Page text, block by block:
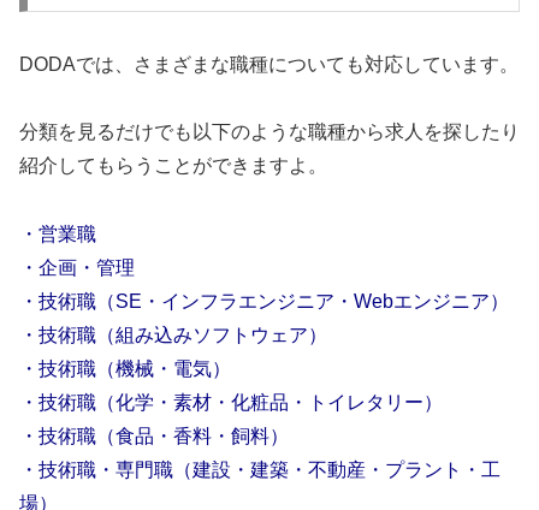
DODAでは、さまざまな職種についても対応しています。
分類を見るだけでも以下のような職種から求人を探したり
紹介してもらうことができますよ。
・営業職
・企画・管理
・技術職（SE・インフラエンジニア・Webエンジニア）
・技術職（組み込みソフトウェア）
・技術職（機械・電気）
・技術職（化学・素材・化粧品・トイレタリー）
・技術職（食品・香料・飼料）
・技術職・専門職（建設・建築・不動産・プラント・工
場）